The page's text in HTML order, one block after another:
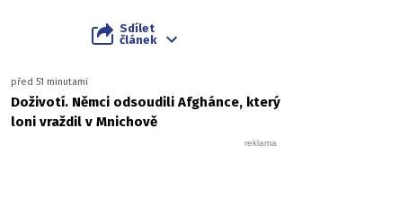
Sdílet
článek
před 51 minutami
Doživotí. Němci odsoudili Afghánce, který
loni vraždil v Mnichově